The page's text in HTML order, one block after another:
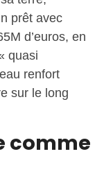
prêt avec
d’euros, en
quasi
renfort
sur le long
comme